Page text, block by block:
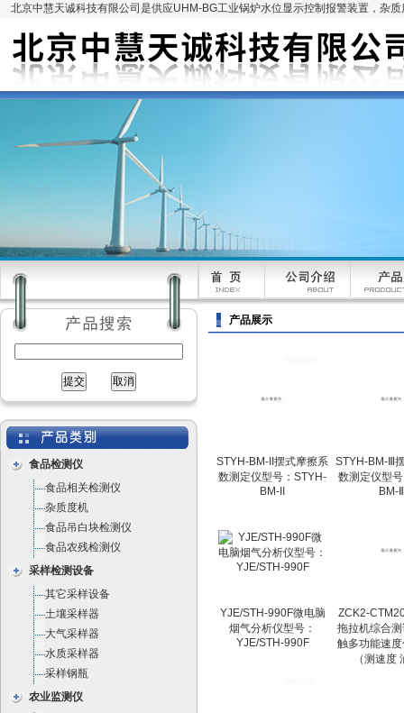
北京中慧天诚科技有限公司是供应UHM-BG工业锅炉水位显示控制报警装置，杂
食品检测仪
食品相关检测仪
杂质度机
食品吊白块检测仪
食品农残检测仪
采样检测设备
其它采样设备
土壤采样器
大气采样器
水质采样器
采样钢瓶
农业监测仪
产品展示
STYH-BM-II摆式摩擦系
数测定仪型号：STYH-
BM-II
STYH-BM-Ⅲ
数测定仪型
BM-
YJE/STH-990F微电脑
烟气分析仪型号：
YJE/STH-990F
ZCK2-
拖拉机综合
触多功能速
（测速度